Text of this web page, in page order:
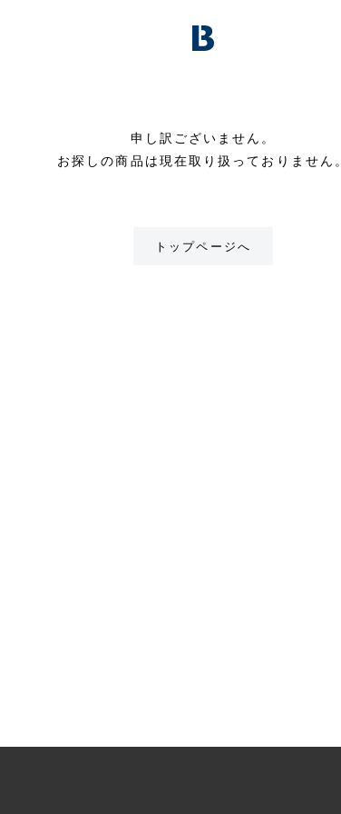
申し訳ございません。
お探しの商品は現在取り扱っておりません。
トップページへ